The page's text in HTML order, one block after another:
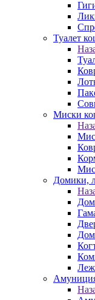
Туалет
Миски
Домики,